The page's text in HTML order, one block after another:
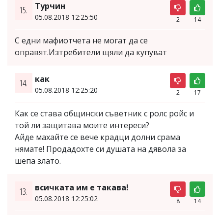
15. Турчин
05.08.2018 12:25:50 2 14
С едни мафиотчета не могат да се
оправят.Изтребители щяли да купуват
14. как
05.08.2018 12:25:20 2 17
Как се става общински съветник с ролс ройс и
той ли защитава моите интереси?
Айде махайте се вече крадци долни срама
нямате! Продадохте си душата на дявола за
шепа злато.
13. всичката им е такава!
05.08.2018 12:25:02 8 14